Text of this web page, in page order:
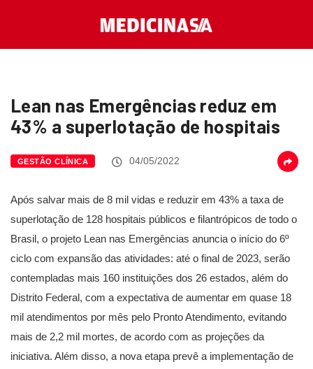
Lean nas Emergências reduz em
43% a superlotação de hospitais
GESTÃO CLÍNICA 04/05/2022
Após salvar mais de 8 mil vidas e reduzir em 43% a taxa de
superlotação de 128 hospitais públicos e filantrópicos de todo o
Brasil, o projeto Lean nas Emergências anuncia o início do 6º
ciclo com expansão das atividades: até o final de 2023, serão
contempladas mais 160 instituições dos 26 estados, além do
Distrito Federal, com a expectativa de aumentar em quase 18
mil atendimentos por mês pelo Pronto Atendimento, evitando
mais de 2,2 mil mortes, de acordo com as projeções da
iniciativa. Além disso, a nova etapa prevê a implementação de